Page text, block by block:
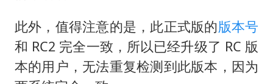
乐享全民健身 共筑健康中国
此外，值得注意的是，此正式版的版本号
和 RC2 完全一致，所以已经升级了 RC 版
本的用户，无法重复检测到此版本，因为